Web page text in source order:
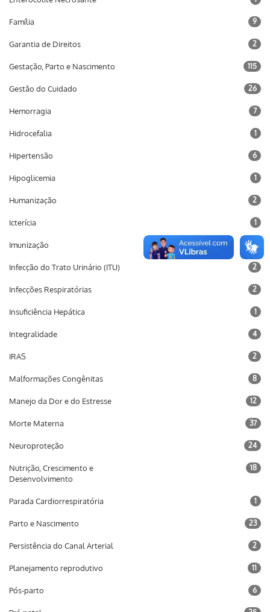
Família 9
Garantia de Direitos 2
Gestação, Parto e Nascimento 115
Gestão do Cuidado 26
Hemorragia 7
Hidrocefalia 1
Hipertensão 6
Hipoglicemia 1
Humanização 2
Icterícia 1
Imunização 10
Infecção do Trato Urinário (ITU) 2
Infecções Respiratórias 2
Insuficiência Hepática 1
Integralidade 4
IRAS 2
Malformações Congênitas 8
Manejo da Dor e do Estresse 12
Morte Materna 37
Neuroproteção 24
Nutrição, Crescimento e
Desenvolvimento
18
Parada Cardiorrespiratória 1
Parto e Nascimento 23
Persistência do Canal Arterial 2
Planejamento reprodutivo 11
Pós-parto 6